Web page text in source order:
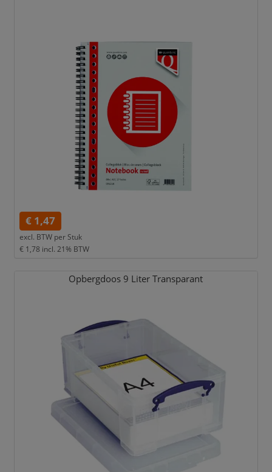
€ 1,47
excl. BTW per Stuk
€ 1,78 incl. 21% BTW
Opbergdoos 9 Liter Transparant